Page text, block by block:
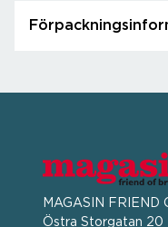
MAGASIN FRIEND
Östra Storgatan 20